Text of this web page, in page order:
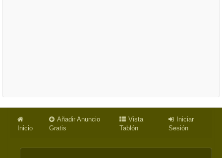
Inicio
Añadir Anuncio
Gratis
Vista
Tablón
Iniciar
Sesión